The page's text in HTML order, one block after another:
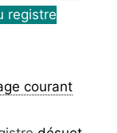
registre
courant